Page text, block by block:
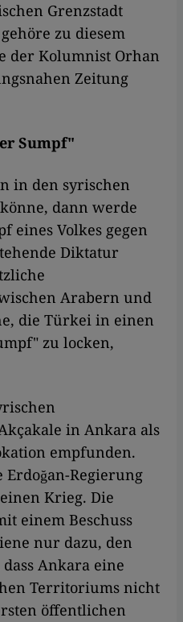
Grenzstadt
zu diesem
der Kolumnist Orhan
Zeitung
Sumpf"
in den syrischen
dann werde
eines Volkes gegen
Diktatur
Arabern und
die Türkei in einen
zu locken,
in Ankara als
empfunden.
Erdoğan-Regierung
Krieg. Die
einem Beschuss
nur dazu, den
Ankara eine
Territoriums nicht
öffentlichen